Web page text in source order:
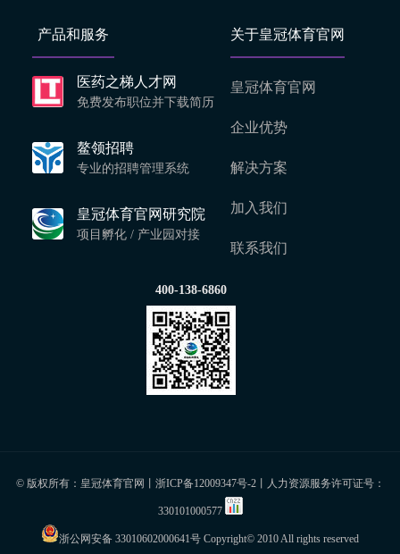
产品和服务
医药之梯人才网
免费发布职位并下载简历
鳌领招聘
专业的招聘管理系统
皇冠体育官网研究院
项目孵化 / 产业园对接
关于皇冠体育官网
皇冠体育官网
企业优势
解决方案
加入我们
联系我们
400-138-6860
© 版权所有：皇冠体育官网丨 浙ICP备12009347号-2丨人力资源服务许可证号：
330101000577
浙公网安备 33010602000641号 Copyright© 2010 All rights reserved